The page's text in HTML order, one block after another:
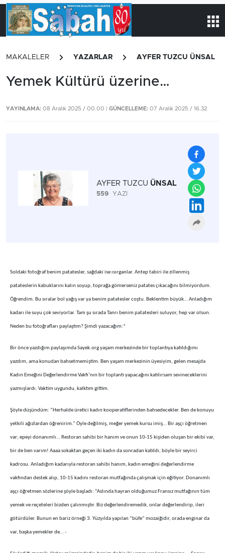
MAKALELER YAZARLAR AYFER TUZCU ÜNSAL
Yemek Kültürü üzerine…
YAYINLAMA: 08 Aralık 2025 / 00.00 | GÜNCELLEME: 07 Aralık 2025 / 16.32
AYFER TUZCU ÜNSAL
559 YAZI
Soldaki fotoğraf benim patatesler, sağdaki ise ısırganlar. Antep tabiri ile zillenmiş
patateslerin kabuklarını kalın soyup, toprağa gömerseniz patates çıkacağını bilmiyordum.
Öğrendim. Bu sıralar bol yağış var ya benim patatesler coştu. Beklentim büyük… Anladığım
kadarı ile suyu çok seviyorlar. Tam şu sırada Tanrı benim patatesleri suluyor, hep var olsun.
Neden bu fotoğrafları paylaştım? Şimdi yazacağım:*
Bir önce yazdığım paylaşımda Sayek.org yaşam merkezinde bir toplantıya katıldığımı
yazdım, ama konudan bahsetmemiştim. Ben yaşam merkezinin üyesiyim, gelen mesajda
Kadın Emeğini Değerlendirme Vakfı’nın bir toplantı yapacağını katılırsam sevineceklerini
yazmışlardı. Vaktim uygundu, kalktım gittim.
Şöyle düşündüm: “Herhalde üretici kadın kooperatiflerinden bahsedecekler. Ben de konuyu
yetkili ağızlardan öğrenirim.” Öyle değilmiş, meğer yemek kursu imiş… Bir aşçı öğretmen
var; epeyi donanımlı… Restoran sahibi bir hanım ve onun 10-15 kişiden oluşan bir ekibi var,
bir de ben varım! Aaaa sokaktan geçen iki kadın da sonradan katıldı, böyle bir seyirci
kadrosu. Anladığım kadarıyla restoran sahibi hanım, kadın emeğini değerlendirme
vakfından destek alıp, 10-15 kadını restoran mutfağında çalışmak için eğitiyor. Donanımlı
aşçı öğretmen sözlerine şöyle başladı: “Aslında hayran olduğumuz Fransız mutfağının tüm
yemek ve reçeteleri bizden çalınmıştır. Biz değerlendiremedik, onlar değerlendirip, ileri
götürdüler. Bunun en bariz örneği 3. Yüzyılda yapılan “büfe” mozaiğidir, orada enginar da
var, başka yemekler de… -